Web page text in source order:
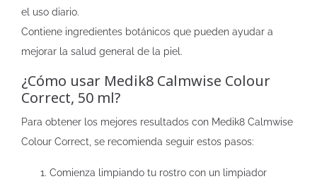
el uso diario.
Contiene ingredientes botánicos que pueden ayudar a
mejorar la salud general de la piel.
¿Cómo usar Medik8 Calmwise Colour
Correct, 50 ml?
Para obtener los mejores resultados con Medik8 Calmwise
Colour Correct, se recomienda seguir estos pasos:
Comienza limpiando tu rostro con un limpiador